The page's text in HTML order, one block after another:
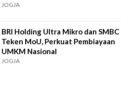
JOGJA
BRI Holding Ultra Mikro dan SMBC
Teken MoU, Perkuat Pembiayaan
UMKM Nasional
JOGJA